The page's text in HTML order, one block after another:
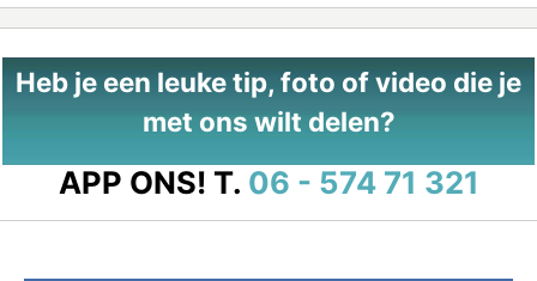
Heb je een leuke tip, foto of video die je
met ons wilt delen?
APP ONS! T. 06 - 574 71 321